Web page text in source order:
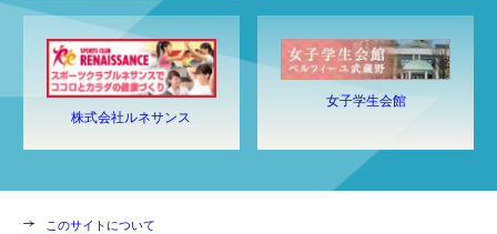
株式会社ルネサンス
女子学生会館
このサイトについて